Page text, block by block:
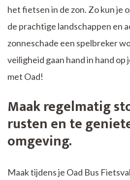
het fietsen in de zon. Zo kun je
de prachtige landschappen en
zonneschade een spelbreker
veiligheid gaan hand in hand
met Oad!
Maak regelmatig
rusten en te
omgeving.
Maak tijdens je Oad Bus